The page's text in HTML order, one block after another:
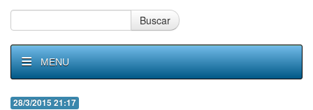
Buscar
MENU
28/3/2015 21:17